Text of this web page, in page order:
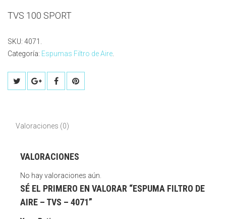
TVS 100 SPORT
SKU: 4071
Categoría: Espumas Filtro de Aire
Valoraciones (0)
VALORACIONES
No hay valoraciones aún.
SÉ EL PRIMERO EN VALORAR “ESPUMA FILTRO DE
AIRE – TVS – 4071”